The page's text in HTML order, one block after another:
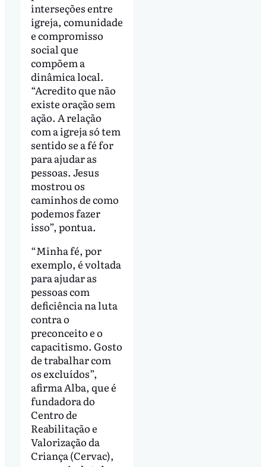
interseções entre
igreja, comunidade
e compromisso
social que
compõem a
dinâmica local.
“Acredito que não
existe oração sem
ação. A relação
com a igreja só tem
sentido se a fé for
para ajudar as
pessoas. Jesus
mostrou os
caminhos de como
podemos fazer
isso”, pontua.
“Minha fé, por
exemplo, é voltada
para ajudar as
pessoas com
deficiência na luta
contra o
preconceito e o
capacitismo. Gosto
de trabalhar com
os excluídos”,
afirma Alba, que é
fundadora do
Centro de
Reabilitação e
Valorização da
Criança (Cervac),